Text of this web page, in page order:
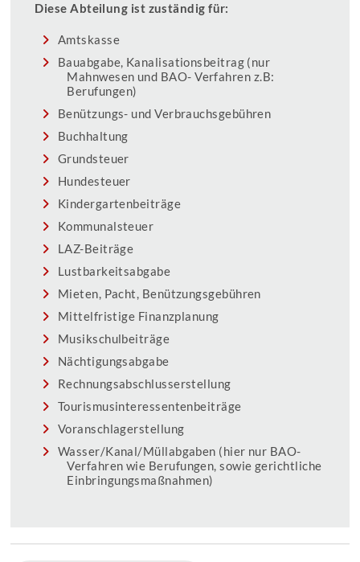
Diese Abteilung ist zuständig für:
Amtskasse
Bauabgabe, Kanalisationsbeitrag (nur
Mahnwesen und BAO- Verfahren z.B:
Berufungen)
Benützungs- und Verbrauchsgebühren
Buchhaltung
Grundsteuer
Hundesteuer
Kindergartenbeiträge
Kommunalsteuer
LAZ-Beiträge
Lustbarkeitsabgabe
Mieten, Pacht, Benützungsgebühren
Mittelfristige Finanzplanung
Musikschulbeiträge
Nächtigungsabgabe
Rechnungsabschlusserstellung
Tourismusinteressentenbeiträge
Voranschlagerstellung
Wasser/Kanal/Müllabgaben (hier nur BAO-
Verfahren wie Berufungen, sowie gerichtliche
Einbringungsmaßnahmen)